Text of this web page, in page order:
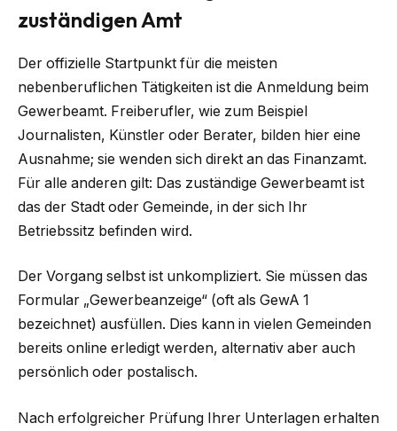
zuständigen Amt
Der offizielle Startpunkt für die meisten
nebenberuflichen Tätigkeiten ist die Anmeldung beim
Gewerbeamt. Freiberufler, wie zum Beispiel
Journalisten, Künstler oder Berater, bilden hier eine
Ausnahme; sie wenden sich direkt an das Finanzamt.
Für alle anderen gilt: Das zuständige Gewerbeamt ist
das der Stadt oder Gemeinde, in der sich Ihr
Betriebssitz befinden wird.
Der Vorgang selbst ist unkompliziert. Sie müssen das
Formular „Gewerbeanzeige“ (oft als GewA 1
bezeichnet) ausfüllen. Dies kann in vielen Gemeinden
bereits online erledigt werden, alternativ aber auch
persönlich oder postalisch.
Nach erfolgreicher Prüfung Ihrer Unterlagen erhalten